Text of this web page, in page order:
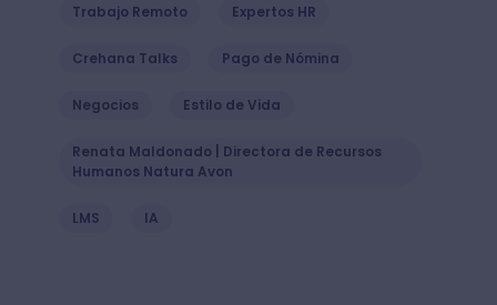
Trabajo Remoto Expertos HR
Crehana Talks Pago de Nómina
Negocios Estilo de Vida
Renata Maldonado | Directora de Recursos
Humanos Natura Avon
LMS IA